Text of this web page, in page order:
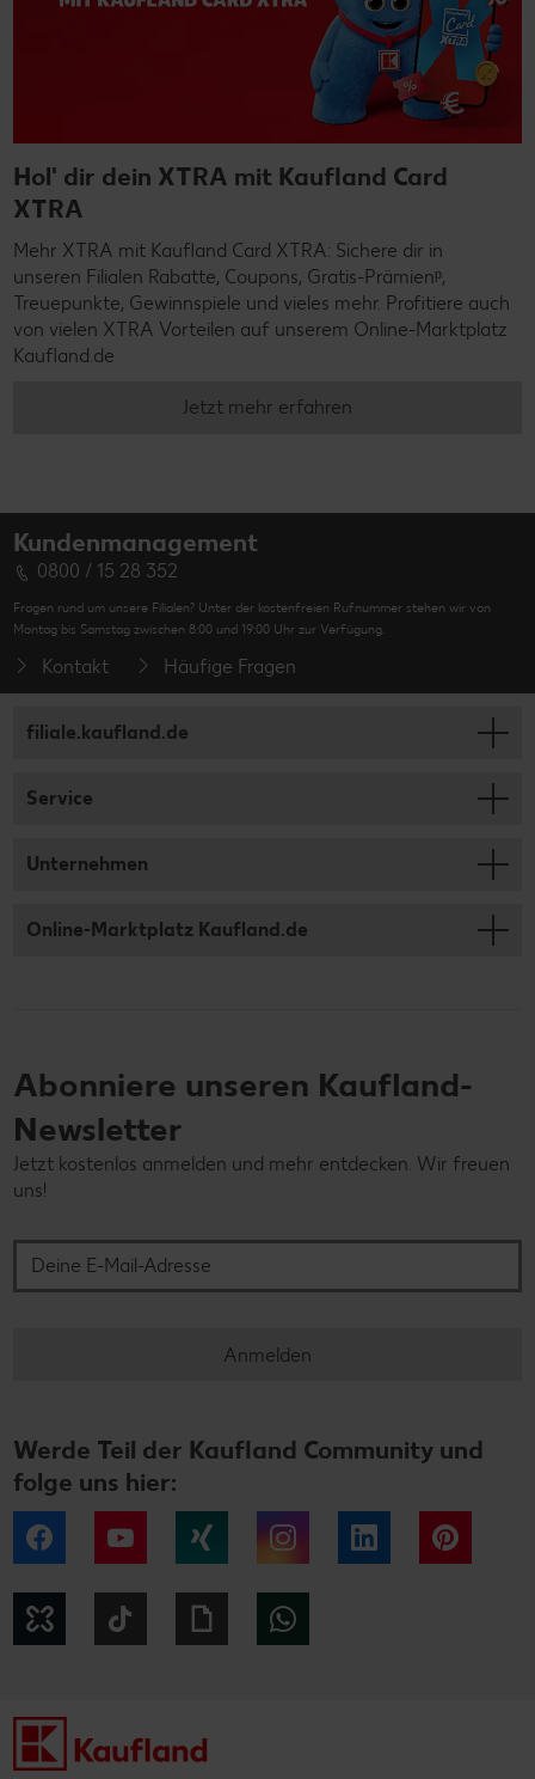
Hol' dir dein XTRA mit Kaufland Card
XTRA
Mehr XTRA mit Kaufland Card XTRA: Sichere dir in
unseren Filialen Rabatte, Coupons, Gratis-Prämienᵖ,
Treuepunkte, Gewinnspiele und vieles mehr. Profitiere auch
von vielen XTRA Vorteilen auf unserem Online-Marktplatz
Kaufland.de
Jetzt mehr erfahren
Kundenmanagement
0800 / 15 28 352
Fragen rund um unsere Filialen? Unter der kostenfreien Rufnummer stehen wir von
Montag bis Samstag zwischen 8:00 und 19:00 Uhr zur Verfügung.
Kontakt Häufige Fragen
filiale.kaufland.de
Service
Unternehmen
Online-Marktplatz Kaufland.de
Abonniere unseren Kaufland-
Newsletter
Jetzt kostenlos anmelden und mehr entdecken. Wir freuen
uns!
Anmelden
Werde Teil der Kaufland Community und
folge uns hier:
Facebook YouTube Instagram LinkedIn
Kununu Giphy